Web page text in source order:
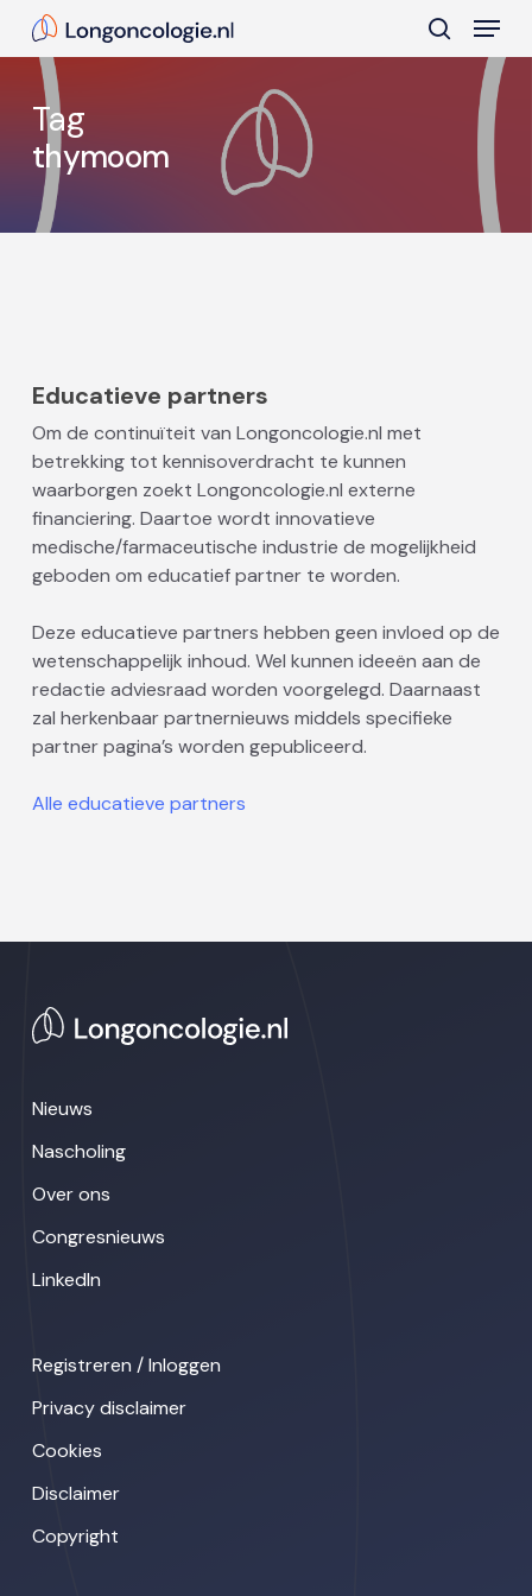
content
search
Menu
Tag
thymoom
Educatieve partners
Om de continuïteit van Longoncologie.nl met
betrekking tot kennisoverdracht te kunnen
waarborgen zoekt Longoncologie.nl externe
financiering. Daartoe wordt innovatieve
medische/farmaceutische industrie de mogelijkheid
geboden om educatief partner te worden.
Deze educatieve partners hebben geen invloed op de
wetenschappelijk inhoud. Wel kunnen ideeën aan de
redactie adviesraad worden voorgelegd. Daarnaast
zal herkenbaar partnernieuws middels specifieke
partner pagina’s worden gepubliceerd.
Alle educatieve partners
Nieuws
Nascholing
Over ons
Congresnieuws
LinkedIn
Registreren / Inloggen
Privacy disclaimer
Cookies
Disclaimer
Copyright
Close
Menu